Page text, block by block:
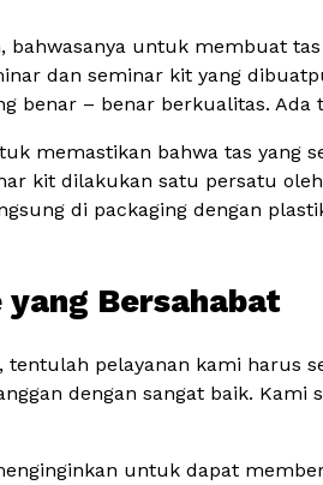
bahwasanya untuk membuat
dan seminar kit yang
benar – benar berkualitas.
memastikan bahwa tas yang
kit dilakukan satu persatu
di packaging dengan
Bersahabat
tentulah pelayanan kami harus
dengan sangat baik.
untuk dapat